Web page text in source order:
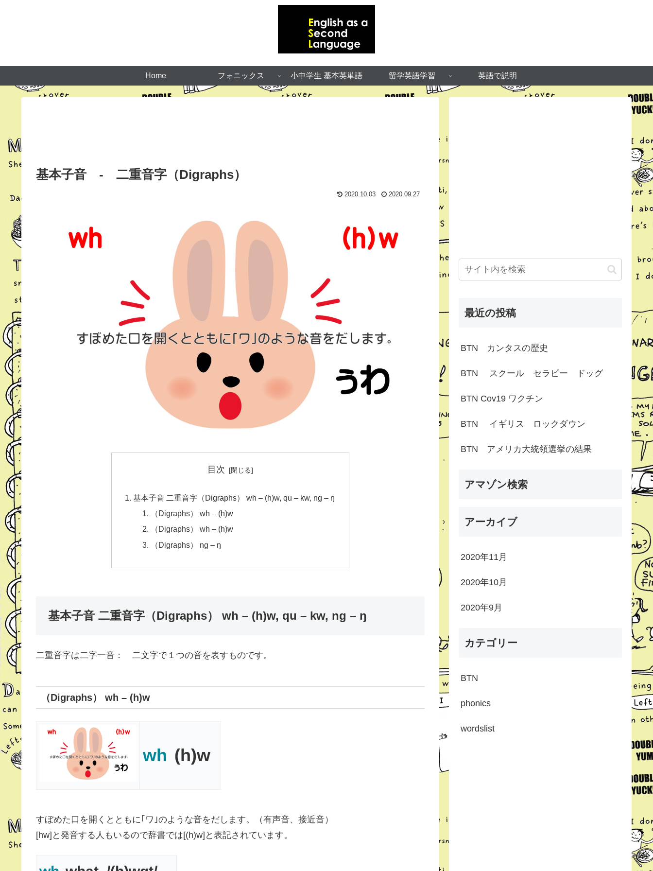
Home フォニックス 小中学生 基本英単語 留学英語学習 英語で説明
基本子音 - 二重音字（Digraphs）
2020.10.03 2020.09.27
目次
基本子音 二重音字（Digraphs） wh – (h)w, qu – kw, ng – ŋ
（Digraphs） wh – (h)w
（Digraphs） wh – (h)w
（Digraphs） ng – ŋ
基本子音 二重音字（Digraphs） wh – (h)w, qu – kw, ng – ŋ
二重音字は二字一音： 二文字で１つの音を表すものです。
（Digraphs） wh – (h)w
wh (h)w
すぼめた口を開くとともに｢ワ｣のような音をだします。（有声音、接近音）
[hw]と発音する人もいるので辞書では[(h)w]と表記されています。
最近の投稿
BTN カンタスの歴史
BTN スクール セラピー ドッグ
BTN Cov19 ワクチン
BTN イギリス ロックダウン
BTN アメリカ大統領選挙の結果
アマゾン検索
アーカイブ
2020年11月
2020年10月
2020年9月
カテゴリー
BTN
phonics
wordslist